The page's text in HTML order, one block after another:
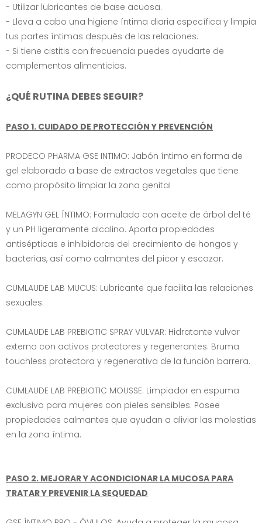
- Utilizar lubricantes de base acuosa.
- Lleva a cabo una higiene íntima diaria específica y limpia
tus partes íntimas después de las relaciones.
- Si tiene cistitis con frecuencia puedes ayudarte de
complementos alimenticios.
¿QUÉ RUTINA DEBES SEGUIR?
PASO 1. CUIDADO DE PROTECCIÓN Y PREVENCIÓN
PRODECO PHARMA GSE INTIMO: Jabón íntimo en forma de
gel elaborado a base de extractos vegetales que tiene
como propósito limpiar la zona genital
MELAGYN GEL ÍNTIMO: Formulado con aceite de árbol del té
y un PH ligeramente alcalino. Aporta propiedades
antisépticas e inhibidoras del crecimiento de hongos y
bacterias, así como calmantes del picor y escozor.
CUMLAUDE LAB MUCUS: Lubricante que facilita las relaciones
sexuales.
CUMLAUDE LAB PREBIOTIC SPRAY VULVAR: Hidratante vulvar
externo con activos protectores y regenerantes. Bruma
touchless protectora y regenerativa de la función barrera.
CUMLAUDE LAB PREBIOTIC MOUSSE: Limpiador en espuma
exclusivo para mujeres con pieles sensibles. Posee
propiedades calmantes que ayudan a aliviar las molestias
en la zona íntima.
PASO 2. MEJORAR Y ACONDICIONAR LA MUCOSA PARA
TRATAR Y PREVENIR LA SEQUEDAD